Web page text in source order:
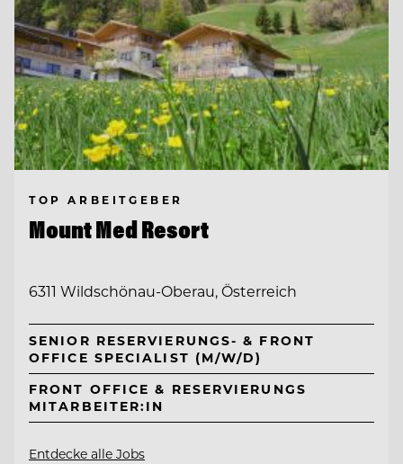
TOP ARBEITGEBER
Mount Med Resort
6311 Wildschönau-Oberau, Österreich
SENIOR RESERVIERUNGS- & FRONT
OFFICE SPECIALIST (M/W/D)
FRONT OFFICE & RESERVIERUNGS
MITARBEITER:IN
Entdecke alle Jobs